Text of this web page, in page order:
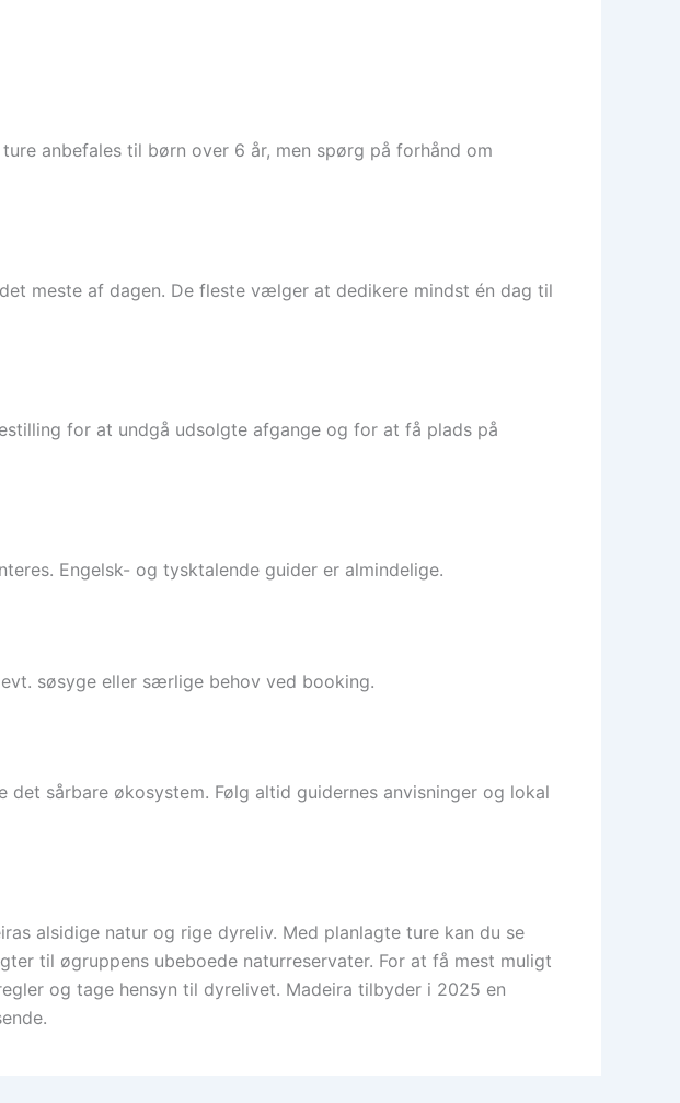
anbefales til børn over 6 år, men spørg på forhånd om
meste af dagen. De fleste vælger at dedikere mindst én dag til
for at undgå udsolgte afgange og for at få plads på
Engelsk- og tysktalende guider er almindelige.
søsyge eller særlige behov ved booking.
sårbare økosystem. Følg altid guidernes anvisninger og lokal
alsidige natur og rige dyreliv. Med planlagte ture kan du se
til øgruppens ubeboede naturreservater. For at få mest muligt
og tage hensyn til dyrelivet. Madeira tilbyder i 2025 en